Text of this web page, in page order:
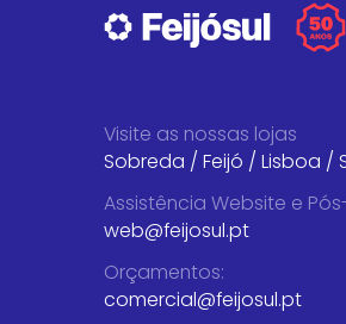
Visite as nossas lojas
Sobreda / Feijó / Lisboa /
Assistência Website e
web@feijosul.pt
Orçamentos:
comercial@feijosul.pt